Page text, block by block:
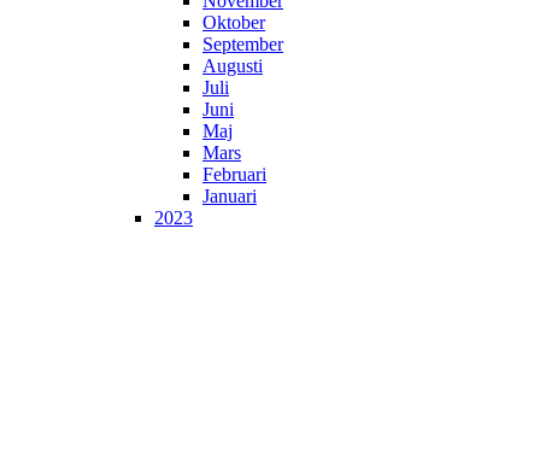
Oktober
September
Augusti
Juli
Juni
Maj
Mars
Februari
Januari
2023